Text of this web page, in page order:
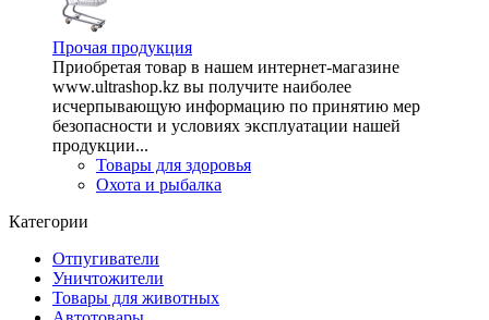
Прочая продукция
Приобретая товар в нашем интернет-магазине
www.ultrashop.kz вы получите наиболее
исчерпывающую информацию по принятию мер
безопасности и условиях эксплуатации нашей
продукции...
Товары для здоровья
Охота и рыбалка
Категории
Отпугиватели
Уничтожители
Товары для животных